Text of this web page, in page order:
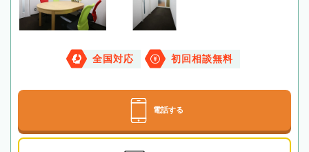
全国対応 初回相談無料
電話する